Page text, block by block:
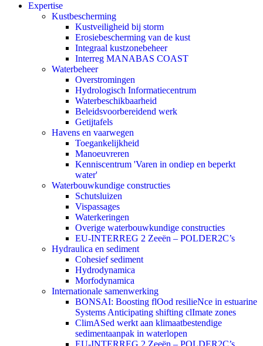
Expertise
Kustbescherming
Kustveiligheid bij storm
Erosiebescherming van de kust
Integraal kustzonebeheer
Interreg MANABAS COAST
Waterbeheer
Overstromingen
Hydrologisch Informatiecentrum
Waterbeschikbaarheid
Beleidsvoorbereidend werk
Getijtafels
Havens en vaarwegen
Toegankelijkheid
Manoeuvreren
Kenniscentrum 'Varen in ondiep en beperkt
water'
Waterbouwkundige constructies
Schutsluizen
Vispassages
Waterkeringen
Overige waterbouwkundige constructies
EU-INTERREG 2 Zeeën – POLDER2C’s
Hydraulica en sediment
Cohesief sediment
Hydrodynamica
Morfodynamica
Internationale samenwerking
BONSAI: Boosting flOod resilieNce in estuarine
Systems Anticipating shifting clImate zones
ClimASed werkt aan klimaatbestendige
sedimentaanpak in waterlopen